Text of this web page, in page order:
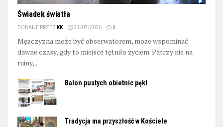
Świadek światła
DODANE PRZEZ KK 31/07/2026 0
Mężczyzna może być obserwatorem, może wspominać
dawne czasy, gdy to miejsce tętniło życiem. Patrzy nie na
ruiny,...
Balon pustych obietnic pękł
Tradycja ma przyszłość w Kościele